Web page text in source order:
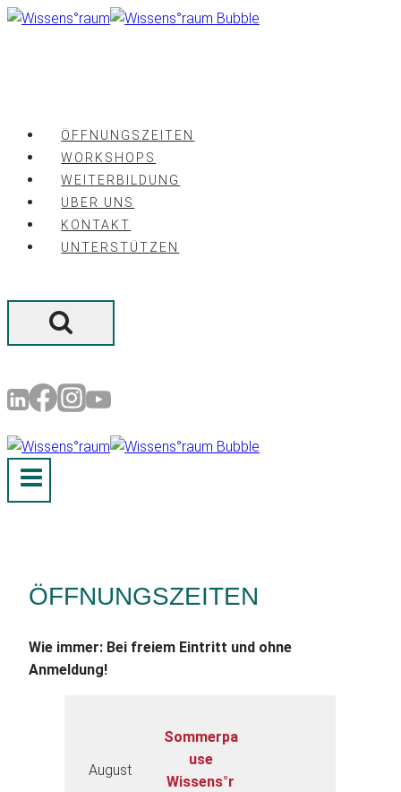
Zum
ÖFFNUNGSZEITEN
WORKSHOPS
WEITERBILDUNG
ÜBER UNS
KONTAKT
UNTERSTÜTZEN
ÖFFNUNGSZEITEN
Wie immer: Bei freiem Eintritt und ohne
Anmeldung!
August
Sommerpa
use
Wissens°r